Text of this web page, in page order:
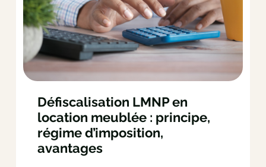
Défiscalisation LMNP en
location meublée : principe,
régime d’imposition,
avantages